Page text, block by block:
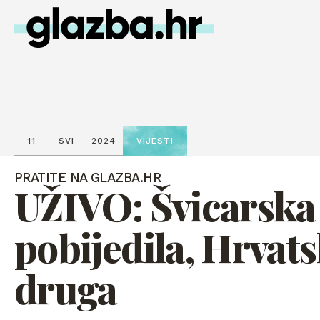
11 SVI 2024 VIJESTI
PRATITE NA GLAZBA.HR
UŽIVO: Švicarska
pobijedila,
druga